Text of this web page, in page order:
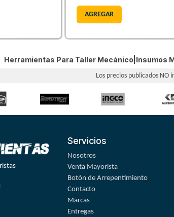
AGREGAR
Herramientas Para Taller Mecánico|Insumos
Los precios publicados NO
Servicios
Nosotros
Venta Mayorista
Botón de Arrepentimiento
Contacto
Marcas
Entregas